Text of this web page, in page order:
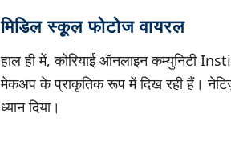
मिडिल स्कूल फोटोज वायरल
हाल ही में, कोरियाई ऑनलाइन कम्युनिटी
मेकअप के प्राकृतिक रूप में दिख रही हैं।
ध्यान दिया।